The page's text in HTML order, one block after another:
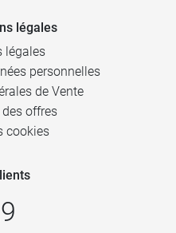
légales
légales
personnelles
de Vente
offres
cookies